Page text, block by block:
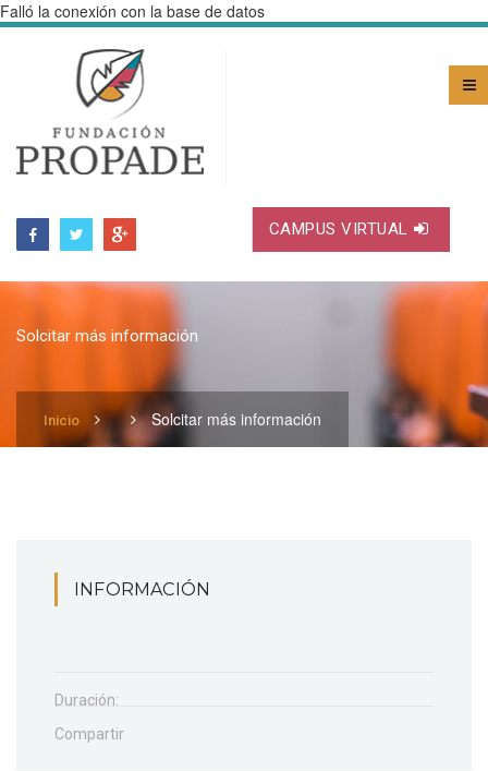
Falló la conexión con la base de datos
CAMPUS VIRTUAL
Solcitar más información
Inicio Solcitar más información
INFORMACIÓN
Duración:
Compartir